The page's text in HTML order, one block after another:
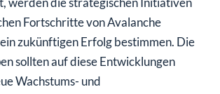
Fortschritte von Avalanche
zukünftigen Erfolg bestimmen. Die
sollten auf diese Entwicklungen
Wachstums- und